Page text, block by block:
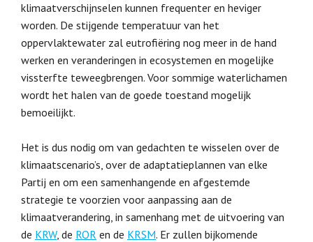
klimaatverschijnselen kunnen frequenter en heviger
worden. De stijgende temperatuur van het
oppervlaktewater zal eutrofiëring nog meer in de hand
werken en veranderingen in ecosystemen en mogelijke
vissterfte teweegbrengen. Voor sommige waterlichamen
wordt het halen van de goede toestand mogelijk
bemoeilijkt.
Het is dus nodig om van gedachten te wisselen over de
klimaatscenario’s, over de adaptatieplannen van elke
Partij en om een samenhangende en afgestemde
strategie te voorzien voor aanpassing aan de
klimaatverandering, in samenhang met de uitvoering van
de KRW, de ROR en de KRSM. Er zullen bijkomende